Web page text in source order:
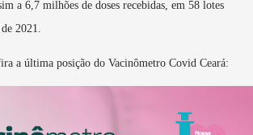
a 6,7 milhões de doses recebidas, em 58 lotes
2021.
a última posição do Vacinômetro Covid Ceará: